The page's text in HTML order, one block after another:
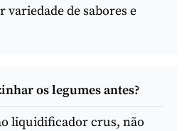
de sabores e
os legumes antes?
liquidificador crus, não